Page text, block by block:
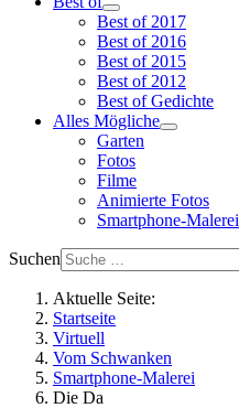
Best of 2017
Best of 2016
Best of 2015
Best of 2012
Best of Gedichte
Alles Mögliche
Garten
Fotos
Filme
Animierte Fotos
Smartphone-Malerei
Suchen
Aktuelle Seite:
Startseite
Virtuell
Vom Schwanken
Smartphone-Malerei
Die Da